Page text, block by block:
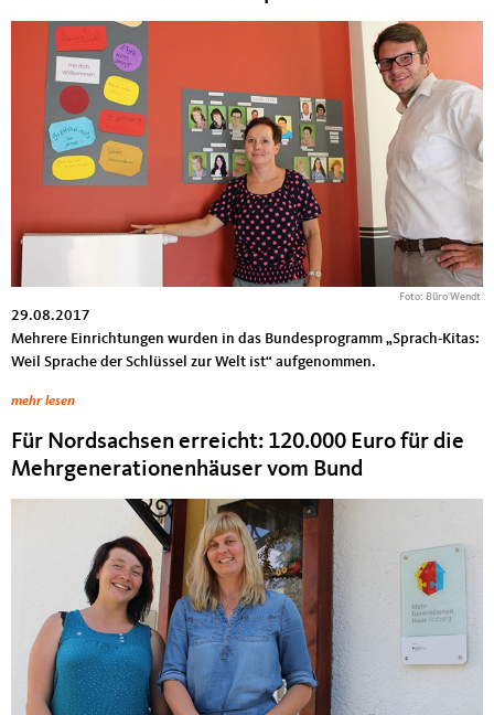
Foto: Büro Wendt
29.08.2017
Mehrere Einrichtungen wurden in das Bundesprogramm „Sprach-Kitas:
Weil Sprache der Schlüssel zur Welt ist“ aufgenommen.
mehr lesen
Für Nordsachsen erreicht: 120.000 Euro für die
Mehrgenerationenhäuser vom Bund